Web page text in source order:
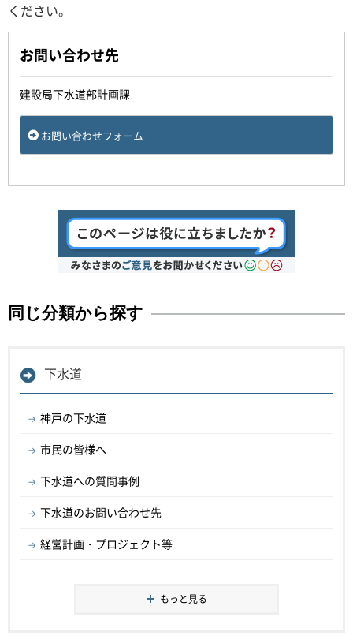
ください。
お問い合わせ先
建設局下水道部計画課
お問い合わせフォーム
同じ分類から探す
下水道
神戸の下水道
市民の皆様へ
下水道への質問事例
下水道のお問い合わせ先
経営計画・プロジェクト等
もっと見る